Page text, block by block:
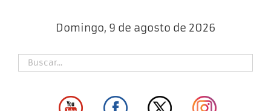
Domingo, 9 de agosto de 2026